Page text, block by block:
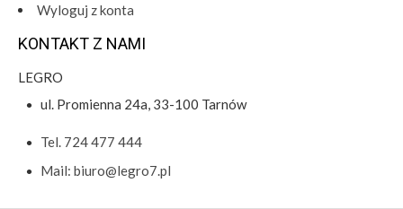
Wyloguj z konta
KONTAKT Z NAMI
LEGRO
ul. Promienna 24a, 33-100 Tarnów
Tel. 724 477 444
Mail: biuro@legro7.pl